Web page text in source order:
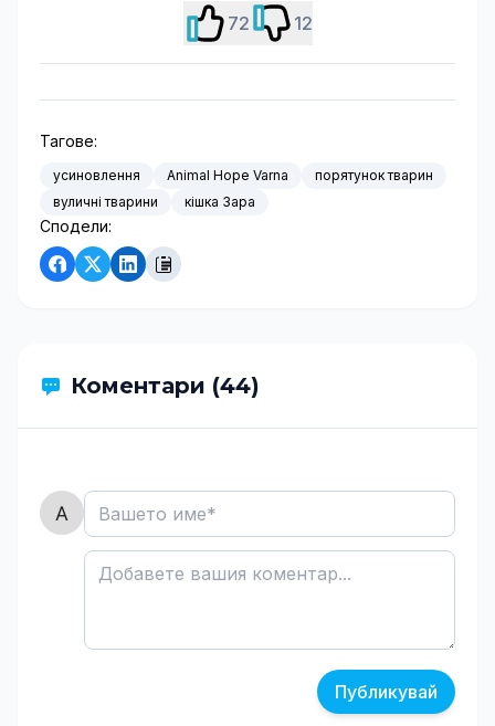
72 12
Тагове:
усиновлення Animal Hope Varna
порятунок тварин
вуличні тварини
кішка Зара
Сподели:
Коментари (44)
Публикувай